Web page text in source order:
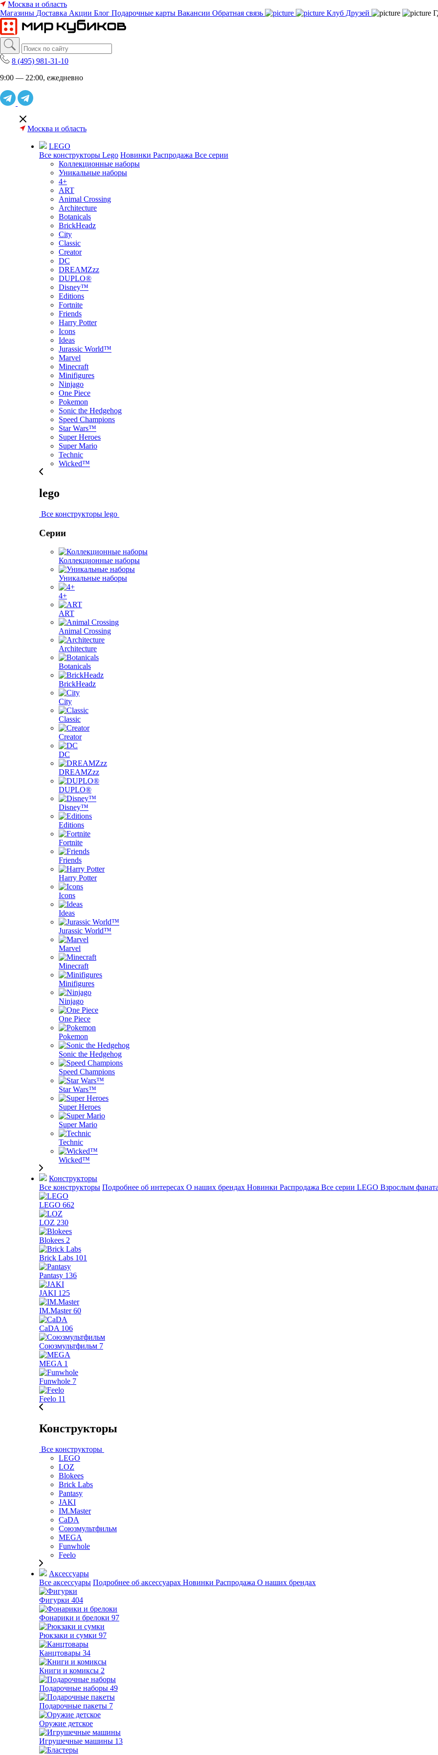
Москва и область
Магазины Доставка Акции Блог Подарочные карты Вакансии Обратная связь Клуб Друзей
8 (495) 981-31-10
9:00 — 22:00, ежедневно
Москва и область
LEGO
Все конструкторы Lego Новинки Распродажа Все серии
Коллекционные наборы
Уникальные наборы
4+
ART
Animal Crossing
Architecture
Botanicals
BrickHeadz
City
Classic
Creator
DC
DREAMZzz
DUPLO®
Disney™
Editions
Fortnite
Friends
Harry Potter
Icons
Ideas
Jurassic World™
Marvel
Minecraft
Minifigures
Ninjago
One Piece
Pokemon
Sonic the Hedgehog
Speed Champions
Star Wars™
Super Heroes
Super Mario
Technic
Wicked™
lego
Все конструкторы lego
Серии
Коллекционные наборы
Уникальные наборы
4+
ART
Animal Crossing
Architecture
Botanicals
BrickHeadz
City
Classic
Creator
DC
DREAMZzz
DUPLO®
Disney™
Editions
Fortnite
Friends
Harry Potter
Icons
Ideas
Jurassic World™
Marvel
Minecraft
Minifigures
Ninjago
One Piece
Pokemon
Sonic the Hedgehog
Speed Champions
Star Wars™
Super Heroes
Super Mario
Technic
Wicked™
Конструкторы
Все конструкторы Подробнее об интересах О наших брендах Новинки Распродажа Все серии LEGO Взрослым
LEGO 662
LOZ 230
Blokees 2
Brick Labs 101
Pantasy 136
JAKI 125
IM.Master 60
CaDA 106
Союзмультфильм 7
MEGA 1
Funwhole 7
Feelo 11
Конструкторы
Все конструкторы
LEGO
LOZ
Blokees
Brick Labs
Pantasy
JAKI
IM.Master
CaDA
Союзмультфильм
MEGA
Funwhole
Feelo
Аксессуары
Все аксессуары Подробнее об аксессуарах Новинки Распродажа О наших брендах
Фигурки 404
Фонарики и брелоки 97
Рюкзаки и сумки 97
Канцтовары 34
Книги и комиксы 2
Подарочные наборы 49
Подарочные пакеты 7
Оружие детское
Игрушечные машины 13